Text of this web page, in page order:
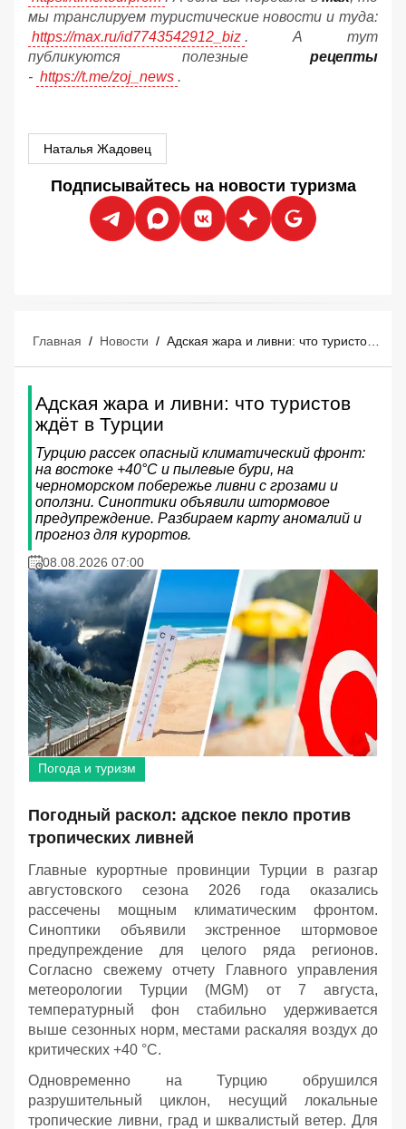
мы транслируем туристические новости и туда:
https://max.ru/id7743542912_biz . А тут
публикуются полезные рецепты
- https://t.me/zoj_news .
Наталья Жадовец
Подписывайтесь на новости туризма
Главная / Новости /
Адская жара и ливни: что туристов
ждёт в Турции
Турцию рассек опасный климатический фронт:
на востоке +40°C и пылевые бури, на
черноморском побережье ливни с грозами и
оползни. Синоптики объявили штормовое
предупреждение. Разбираем карту аномалий и
прогноз для курортов.
08.08.2026 07:00
Погода и туризм
Погодный раскол: адское пекло против
тропических ливней
Главные курортные провинции Турции в разгар
августовского сезона 2026 года оказались
рассечены мощным климатическим фронтом.
Синоптики объявили экстренное штормовое
предупреждение для целого ряда регионов.
Согласно свежему отчету Главного управления
метеорологии Турции (MGM) от 7 августа,
температурный фон стабильно удерживается
выше сезонных норм, местами раскаляя воздух до
критических +40 °C.
Одновременно на Турцию обрушился
разрушительный циклон, несущий локальные
тропические ливни, град и шквалистый ветер. Для